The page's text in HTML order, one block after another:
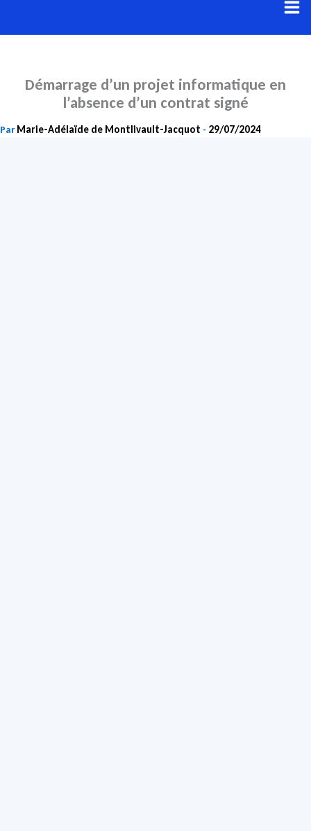
au
Démarrage d’un projet informatique en
l’absence d’un contrat signé
Par Marie-Adélaïde de Montlivault-Jacquot - 29/07/2024